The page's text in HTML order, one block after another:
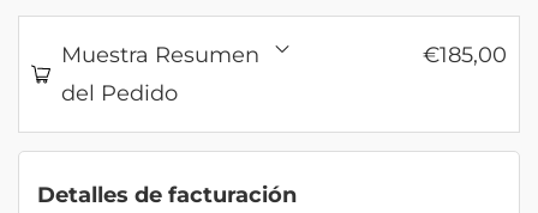
Muestra Resumen
del Pedido
€185,00
Detalles de facturación